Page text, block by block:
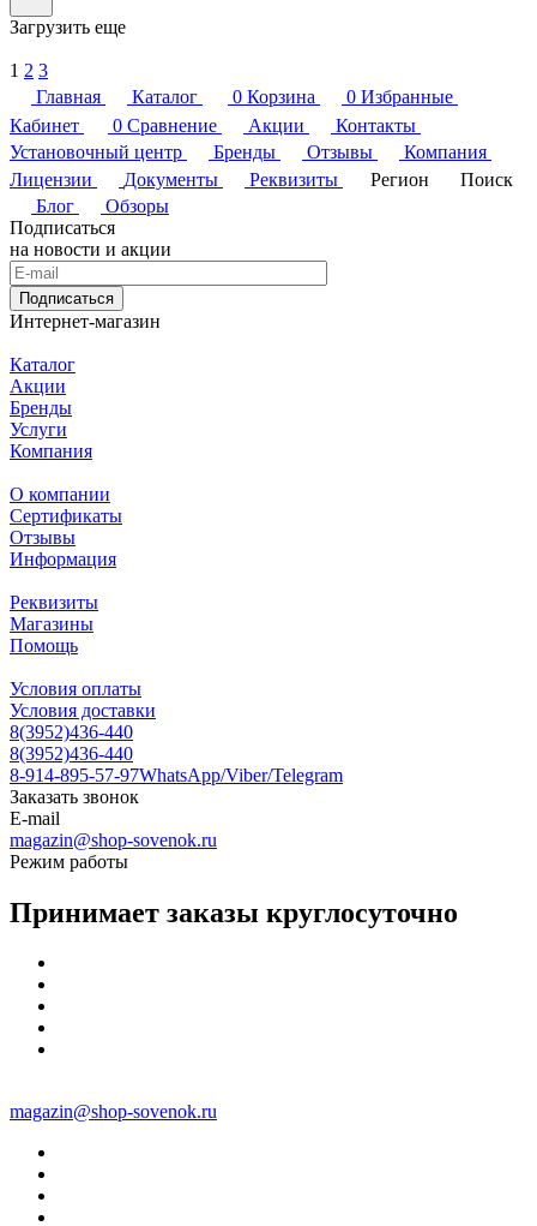
Загрузить еще
1 2 3
Главная
Каталог 0 Корзина 0 Избранные
Кабинет
0 Сравнение Акции
Контакты
Установочный центр
Бренды Отзывы
Компания
Лицензии
Документы Реквизиты Регион
Поиск
Блог
Обзоры
Подписаться
на новости и акции
Подписаться
Интернет-магазин
Каталог
Акции
Бренды
Услуги
Компания
О компании
Сертификаты
Отзывы
Информация
Реквизиты
Магазины
Помощь
Условия оплаты
Условия доставки
8(3952)436-440
8(3952)436-440
8-914-895-57-97WhatsApp/Viber/Telegram
Заказать звонок
E-mail
magazin@shop-sovenok.ru
Режим работы
Принимает заказы круглосуточно
magazin@shop-sovenok.ru